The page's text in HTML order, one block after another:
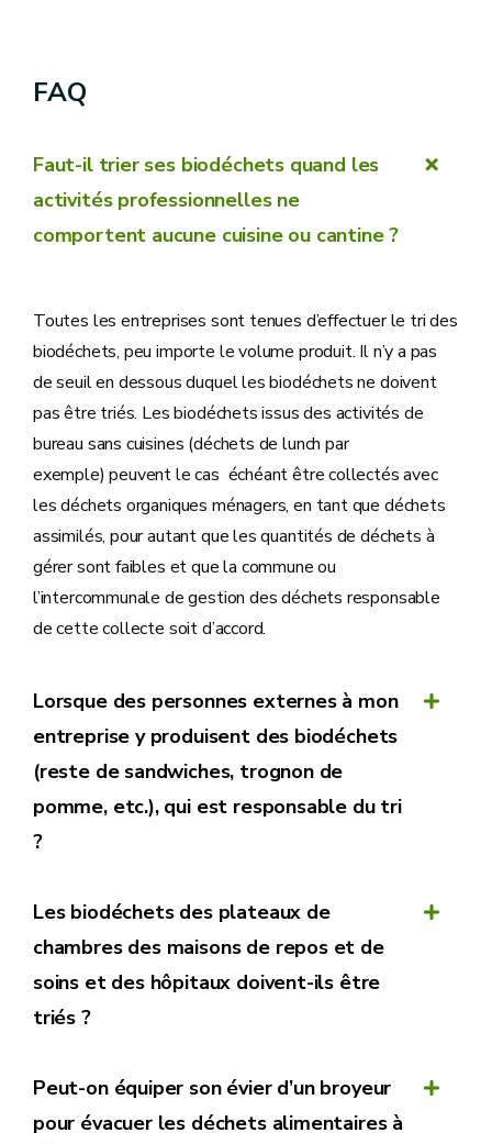
FAQ
Faut-il trier ses biodéchets quand les
activités professionnelles ne
comportent aucune cuisine ou cantine ?
Toutes les entreprises sont tenues d’effectuer le tri des
biodéchets, peu importe le volume produit. Il n’y a pas
de seuil en dessous duquel les biodéchets ne doivent
pas être triés. Les biodéchets issus des activités de
bureau sans cuisines (déchets de lunch par
exemple) peuvent le cas échéant être collectés avec
les déchets organiques ménagers, en tant que déchets
assimilés, pour autant que les quantités de déchets à
gérer sont faibles et que la commune ou
l’intercommunale de gestion des déchets responsable
de cette collecte soit d’accord.
Lorsque des personnes externes à mon
entreprise y produisent des biodéchets
(reste de sandwiches, trognon de
pomme, etc.), qui est responsable du tri
?
Les biodéchets des plateaux de
chambres des maisons de repos et de
soins et des hôpitaux doivent-ils être
triés ?
Peut-on équiper son évier d’un broyeur
pour évacuer les déchets alimentaires à